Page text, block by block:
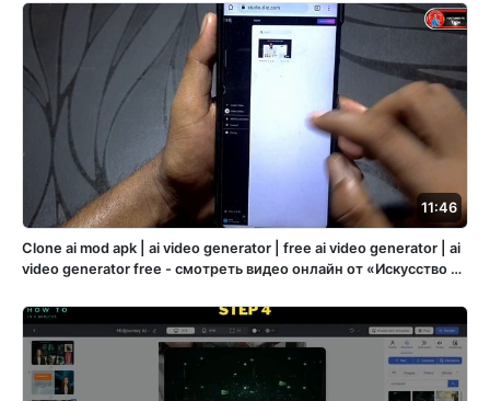
11:46
Clone ai mod apk | ai video generator | free ai video generator | ai
video generator free - смотреть видео онлайн от «Искусство и
декабря 2023 года в 21:50:12 00:11:46.